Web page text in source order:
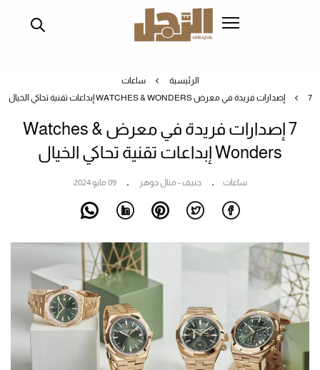
الرئيسية
ساعات
7 إصدارات فريدة في معرض WATCHES & WONDERS إبداعات تقنية تحاكي الخيال
7 إصدارات فريدة في معرض Watches &
Wonders إبداعات تقنية تحاكي الخيال
ساعات جنيف - منال جوهر 09 مايو 2024